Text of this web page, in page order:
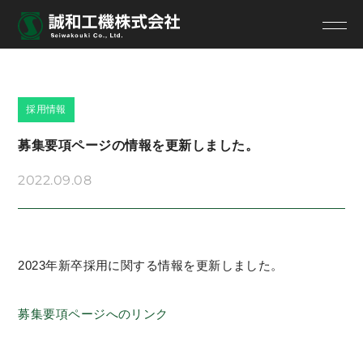
採用情報
募集要項ページの情報を更新しました。
2022.09.08
2023年新卒採用に関する情報を更新しました。
募集要項ページへのリンク